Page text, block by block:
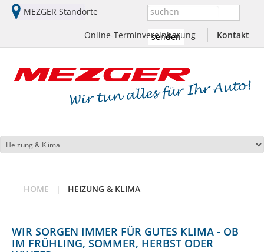
MEZGER Standorte Suchen:
Online-Terminvereinbarung Kontakt
HOME HEIZUNG & KLIMA
WIR SORGEN IMMER FÜR GUTES KLIMA - OB
IM FRÜHLING, SOMMER, HERBST ODER